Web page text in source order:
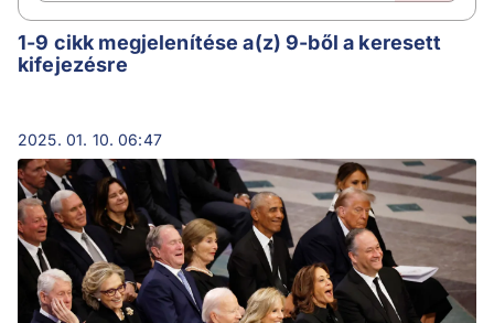
Jimmy Carter
1-9 cikk megjelenítése a(z) 9-ből a keresett
kifejezésre
2025. 01. 10. 06:47